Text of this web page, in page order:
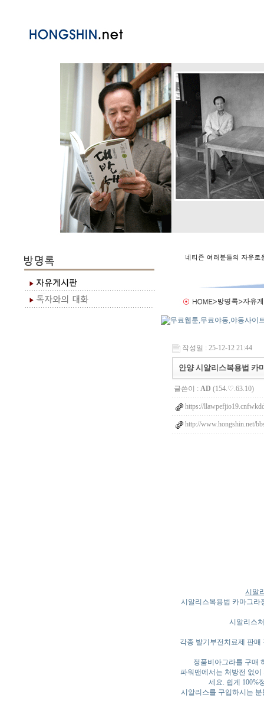
작성일 : 25-12-12 21:44
안양 시알리스복용법 카
글쓴이 : AD (154.♡.63.10)
https://
http://www.hongshin.net/
시알
시알리스복용법 카마그라
시알리스
각종 발기부전치료제 판
정품비아그라를 구매
파워맨에서는 처방전 없
세요. 쉽게 100%
시알리스를 구입하시는